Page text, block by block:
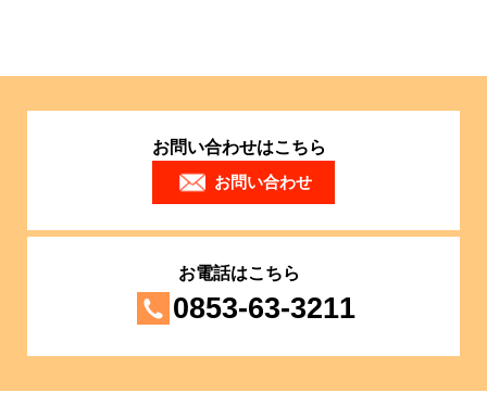
お問い合わせはこちら
お問い合わせ
お電話はこちら
0853-63-3211